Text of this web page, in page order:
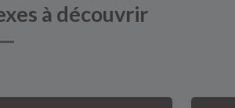
à découvrir